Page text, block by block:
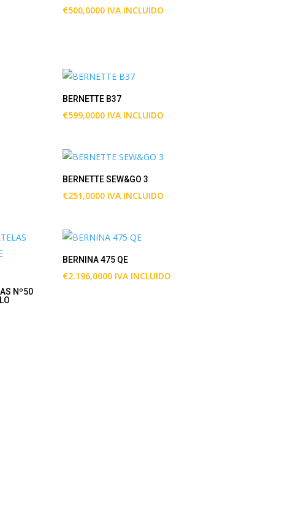
€4,2000
€500,0000 IVA INCLUIDO
BERNETTE B37
€599,0000 IVA INCLUIDO
BERNETTE SEW&GO 3
€251,0000 IVA INCLUIDO
Nº50
BERNINA 475 QE
€2.196,0000 IVA INCLUIDO